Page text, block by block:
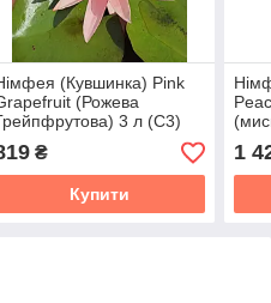
(Кувшинка) Pink
(Рожева
3 л (С3)
₴
Купити
1